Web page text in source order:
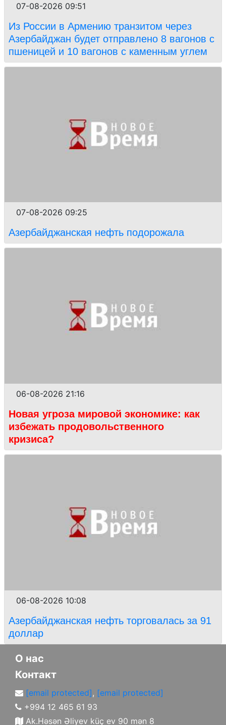
07-08-2026 09:51
Из России в Армению транзитом через
Азербайджан будет отправлено 8 вагонов с
пшеницей и 10 вагонов с каменным углем
07-08-2026 09:25
Азербайджанская нефть подорожала
06-08-2026 21:16
Новая угроза мировой экономике: как
избежать продовольственного
кризиса?
06-08-2026 10:08
Азербайджанская нефть торговалась за 91
доллар
О нас
Контакт
[email protected], [email protected]
+994 12 465 61 93
Ak.Həsən Əliyev küç ev 90 mən 8